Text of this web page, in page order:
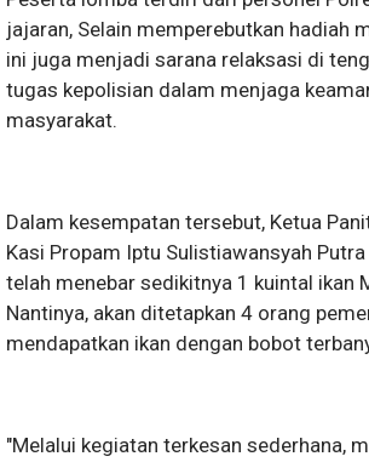
jajaran, Selain memperebutkan hadiah
ini juga menjadi sarana relaksasi di
tugas kepolisian dalam menjaga
masyarakat.
Dalam kesempatan tersebut, Ketua
Kasi Propam Iptu Sulistiawansyah Putra
telah menebar sedikitnya 1 kuintal ikan
Nantinya, akan ditetapkan 4 orang
mendapatkan ikan dengan bobot
"Melalui kegiatan terkesan sederhana,